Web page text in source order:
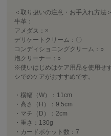
＜取り扱いの注意・お手入れ方法＞
牛革：
アメダス：×
デリケートクリーム：〇
コンディショニングクリーム：○
泡クリーナー：○
※使いはじめはケア用品を使用せ
シでのケアがおすすめです。
・横幅（W）：11cm
・高さ（H）：9.5cm
・マチ（D）：2cm
・重さ：130g
・カードポケット数：7